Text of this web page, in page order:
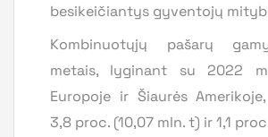
besikeičiantys gyventojų
Kombinuotųjų pašarų
metais, lyginant su 2022
Europoje ir Šiaurės
3,8 proc. (10,07 mln. t) ir 1,1